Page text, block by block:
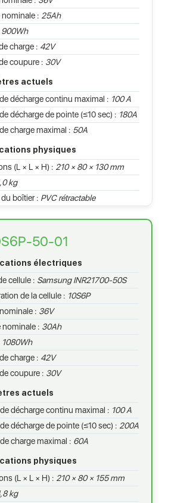
: 25Ah
900Wh
charge : 42V
coupure : 30V
actuels
décharge continu maximal : 100 A
décharge de pointe (≤10 sec) : 180A
charge maximal : 50A
physiques
(L × L × H) : 210 × 80 × 130 mm
kg
boîtier : PVC rétractable
50-01
électriques
cellule : Samsung INR21700-50S
de la cellule : 10S6P
: 36V
nominale : 30Ah
1080Wh
charge : 42V
coupure : 30V
actuels
décharge continu maximal : 100 A
décharge de pointe (≤10 sec) : 200A
charge maximal : 60A
physiques
(L × L × H) : 210 × 80 × 155 mm
kg